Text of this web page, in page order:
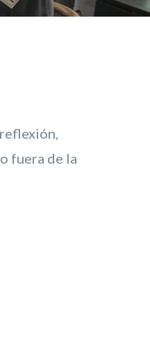
fuera de la